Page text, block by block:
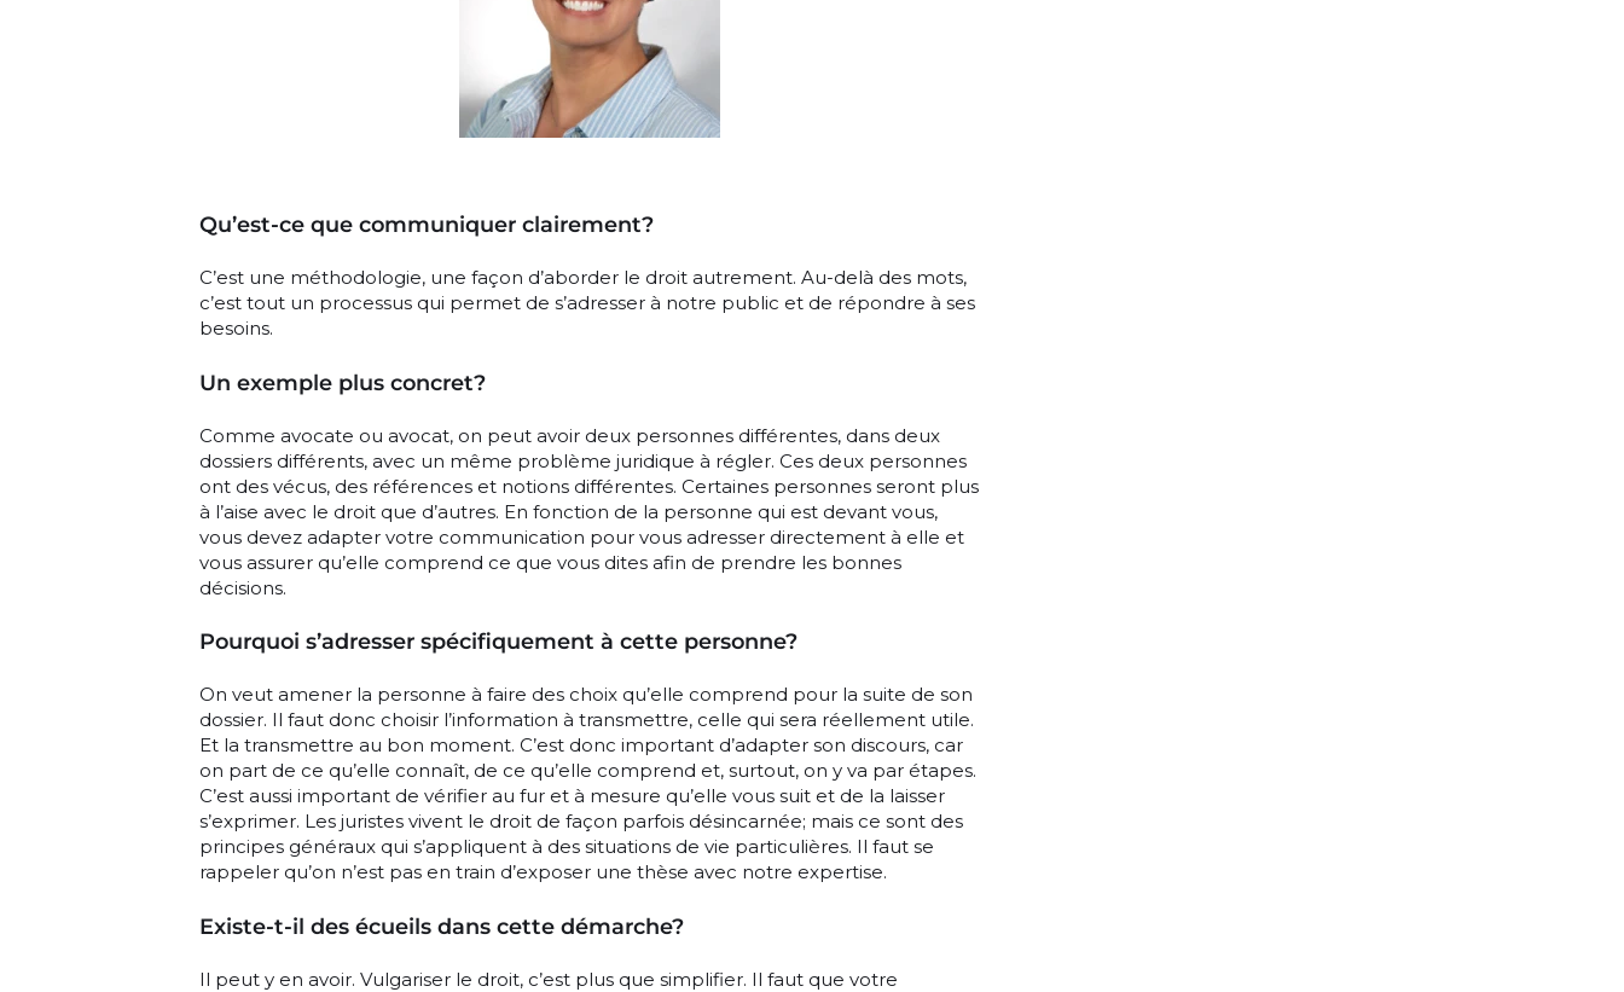
Qu’est-ce que communiquer clairement?
C’est une méthodologie, une façon d’aborder le droit autrement. Au-delà des mots,
c’est tout un processus qui permet de s’adresser à notre public et de répondre à ses
besoins.
Un exemple plus concret?
Comme avocate ou avocat, on peut avoir deux personnes différentes, dans deux
dossiers différents, avec un même problème juridique à régler. Ces deux personnes
ont des vécus, des références et notions différentes. Certaines personnes seront plus
à l’aise avec le droit que d’autres. En fonction de la personne qui est devant vous,
vous devez adapter votre communication pour vous adresser directement à elle et
vous assurer qu’elle comprend ce que vous dites afin de prendre les bonnes
décisions.
Pourquoi s’adresser spécifiquement à cette personne?
On veut amener la personne à faire des choix qu’elle comprend pour la suite de son
dossier. Il faut donc choisir l’information à transmettre, celle qui sera réellement utile.
Et la transmettre au bon moment. C’est donc important d’adapter son discours, car
on part de ce qu’elle connaît, de ce qu’elle comprend et, surtout, on y va par étapes.
C’est aussi important de vérifier au fur et à mesure qu’elle vous suit et de la laisser
s’exprimer. Les juristes vivent le droit de façon parfois désincarnée; mais ce sont des
principes généraux qui s’appliquent à des situations de vie particulières. Il faut se
rappeler qu’on n’est pas en train d’exposer une thèse avec notre expertise.
Existe-t-il des écueils dans cette démarche?
Il peut y en avoir. Vulgariser le droit, c’est plus que simplifier. Il faut que votre